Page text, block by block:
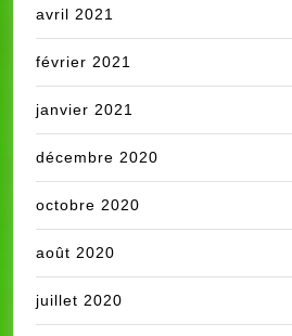
avril 2021
février 2021
janvier 2021
décembre 2020
octobre 2020
août 2020
juillet 2020